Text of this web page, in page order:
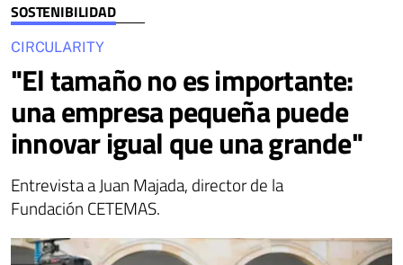
SOSTENIBILIDAD
CIRCULARITY
"El tamaño no es importante:
una empresa pequeña puede
innovar igual que una grande"
Entrevista a Juan Majada, director de la
Fundación CETEMAS.